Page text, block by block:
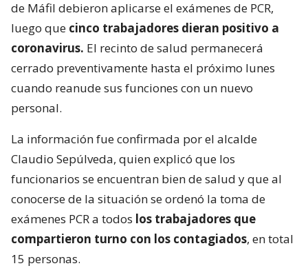
de Máfil debieron aplicarse el exámenes de PCR,
luego que cinco trabajadores dieran positivo a
coronavirus. El recinto de salud permanecerá
cerrado preventivamente hasta el próximo lunes
cuando reanude sus funciones con un nuevo
personal.
La información fue confirmada por el alcalde
Claudio Sepúlveda, quien explicó que los
funcionarios se encuentran bien de salud y que al
conocerse de la situación se ordenó la toma de
exámenes PCR a todos los trabajadores que
compartieron turno con los contagiados, en total
15 personas.